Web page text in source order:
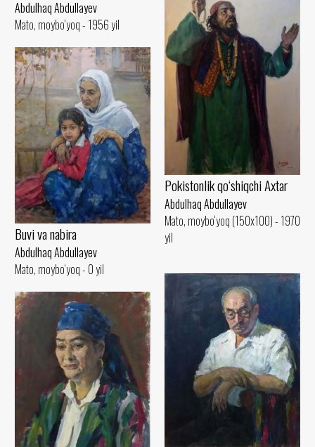
Abdulhaq Abdullayev
Mato, moybo‘yoq - 1956 yil
Pokistonlik qo‘shiqchi Axtar
Abdulhaq Abdullayev
Mato, moybo‘yoq (150x100) - 1970
yil
Buvi va nabira
Abdulhaq Abdullayev
Mato, moybo‘yoq - 0 yil